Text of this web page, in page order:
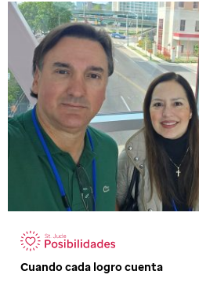
Cuando cada logro cuenta